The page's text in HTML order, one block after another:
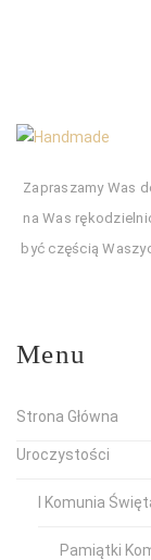
Zapraszamy Was
na Was
być częścią
Menu
Strona Główna
Uroczystości
I Komunia
Pamiątki